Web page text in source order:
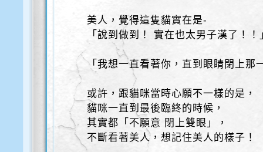
美人，覺得這隻貓實在是-
「說到做到！ 實在也太男子漢了！！
「我想一直看著你，直到眼睛閉上那
或許，跟貓咪當時心願不一樣的是，
貓咪一直到最後臨終的時候，
其實都「不願意 閉上雙眼」，
不斷看著美人，想記住美人的樣子！